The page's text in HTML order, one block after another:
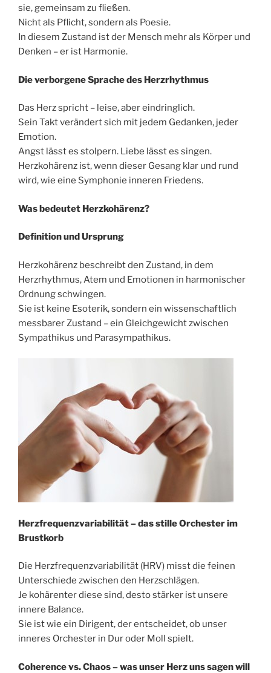
sie, gemeinsam zu fließen.
Nicht als Pflicht, sondern als Poesie.
In diesem Zustand ist der Mensch mehr als Körper und
Denken – er ist Harmonie.
Die verborgene Sprache des Herzrhythmus
Das Herz spricht – leise, aber eindringlich.
Sein Takt verändert sich mit jedem Gedanken, jeder
Emotion.
Angst lässt es stolpern. Liebe lässt es singen.
Herzkohärenz ist, wenn dieser Gesang klar und rund
wird, wie eine Symphonie inneren Friedens.
Was bedeutet Herzkohärenz?
Definition und Ursprung
Herzkohärenz beschreibt den Zustand, in dem
Herzrhythmus, Atem und Emotionen in harmonischer
Ordnung schwingen.
Sie ist keine Esoterik, sondern ein wissenschaftlich
messbarer Zustand – ein Gleichgewicht zwischen
Sympathikus und Parasympathikus.
Herzfrequenzvariabilität – das stille Orchester im
Brustkorb
Die Herzfrequenzvariabilität (HRV) misst die feinen
Unterschiede zwischen den Herzschlägen.
Je kohärenter diese sind, desto stärker ist unsere
innere Balance.
Sie ist wie ein Dirigent, der entscheidet, ob unser
inneres Orchester in Dur oder Moll spielt.
Coherence vs. Chaos– was unser Herz uns sagen will